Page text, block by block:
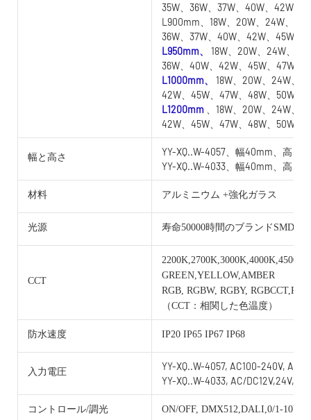
35W、36W、37W、40W、42W
L900mm、18W、20W、24W、
36W、37W、40W、42W、45W
L950mm、 18W、20W、24W、
36W、40W、42W、45W、47W
L1000mm、 18W、20W、24W、
42W、45W、47W、48W、50W
L1200mm
、18W、20W、24W、
42W、45W、47W、48W、50W
幅と高さ
YY-XQ..W-4057、幅40mm、高さ
YY-XQ..W-4033、幅40mm、高さ
材料 アルミニウム +強化ガラス
光源 寿命50000時間のブランドSMD
CCT
GREEN,YELLOW,AMBER
RGB, RGBW, RGBY,
（CCT：相関した色温度）
防水速度 IP20 IP65 IP67 IP68
入力電圧
YY-XQ..W-4057, AC100-240V, AC/
YY-XQ..W-4033, AC/
コントロール/調光 ON/OFF, DMX512,DALI,0/1-10V,